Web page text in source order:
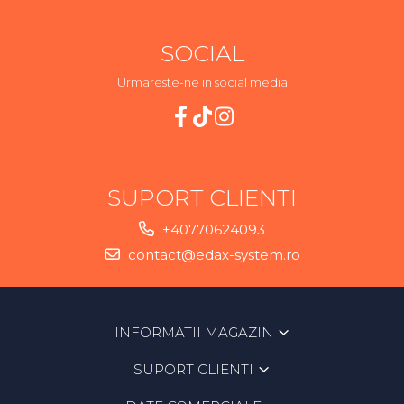
SOCIAL
Urmareste-ne in social media
SUPORT CLIENTI
+40770624093
contact@edax-system.ro
INFORMATII MAGAZIN
SUPORT CLIENTI